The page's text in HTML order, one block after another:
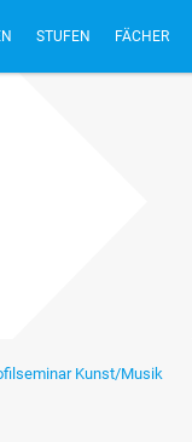
STUFEN FÄCHER
Kunst/Musik